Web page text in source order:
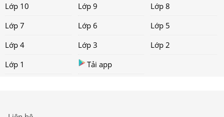
Lớp 10
Lớp 9
Lớp 8
Lớp 7
Lớp 6
Lớp 5
Lớp 4
Lớp 3
Lớp 2
Lớp 1
Tải app